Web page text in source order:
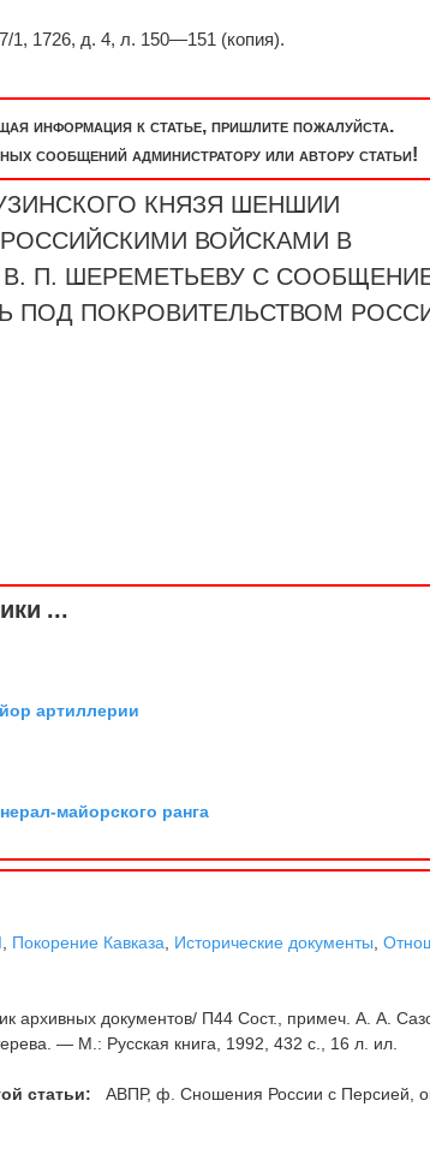
1726, д. 4, л. 150—151 (копия).
информация к статье, пришлите пожалуйста.
сообщений администратору или автору статьи!
КНЯЗЯ ШЕНШИИ
ВОЙСКАМИ В
В. П. ШЕРЕМЕТЬЕВУ С
ПОД ПОКРОВИТЕЛЬСТВОМ
...
артиллерии
майорского ранга
Покорение Кавказа Исторические документы ,
архивных документов/ П44 Сост., примеч. А. А.
— М.: Русская книга, 1992, 432 с., 16 л. ил.
статьи:
АВПР, ф. Сношения России с Персией,